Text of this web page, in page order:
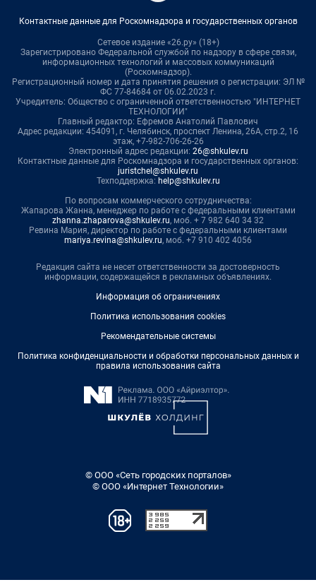
Контактные данные для Роскомнадзора и государственных органов
Сетевое издание «26.ру» (18+)
Зарегистрировано Федеральной службой по надзору в сфере связи,
информационных технологий и массовых коммуникаций
(Роскомнадзор).
Регистрационный номер и дата принятия решения о регистрации: ЭЛ №
ФС 77-84684 от 06.02.2023 г.
Учредитель: Общество с ограниченной ответственностью "ИНТЕРНЕТ
ТЕХНОЛОГИИ"
Главный редактор: Ефремов Анатолий Павлович
Адрес редакции: 454091, г. Челябинск, проспект Ленина, 26А, стр.2, 16
этаж, +7-982-706-26-26
Электронный адрес редакции: 26@shkulev.ru
Контактные данные для Роскомнадзора и государственных органов:
juristchel@shkulev.ru
Техподдержка: help@shkulev.ru
По вопросам коммерческого сотрудничества:
Жапарова Жанна, менеджер по работе с федеральными клиентами
zhanna.zhaparova@shkulev.ru, моб. + 7 982 640 34 32
Ревина Мария, директор по работе с федеральными клиентами
mariya.revina@shkulev.ru, моб. +7 910 402 4056
Редакция сайта не несет ответственности за достоверность
информации, содержащейся в рекламных объявлениях.
Информация об ограничениях
Политика использования cookies
Рекомендательные системы
Политика конфиденциальности и обработки персональных данных и
правила использования сайта
© ООО «Сеть городских порталов»
© ООО «Интернет Технологии»